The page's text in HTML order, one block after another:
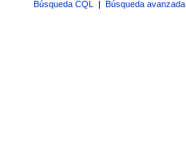
Búsqueda CQL Búsqueda avanzada